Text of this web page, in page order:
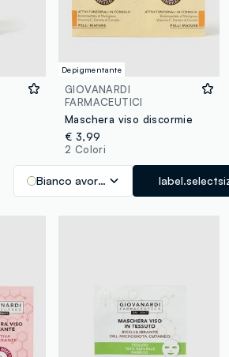
Depigmentante
GIOVANARDI
FARMACEUTICI
Maschera viso discormie
€ 3,99
2 Colori
Bianco avorio